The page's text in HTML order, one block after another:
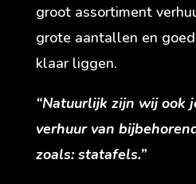
groot assortiment
grote aantallen en
klaar liggen.
“Natuurlijk zijn wij ook
verhuur van
zoals: statafels.”